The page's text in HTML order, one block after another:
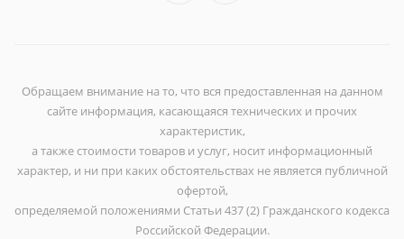
Обращаем внимание на то, что вся предоставленная на данном
сайте информация, касающаяся технических и прочих
характеристик,
а также стоимости товаров и услуг, носит информационный
характер, и ни при каких обстоятельствах не является публичной
офертой,
определяемой положениями Статьи 437 (2) Гражданского кодекса
Российской Федерации.